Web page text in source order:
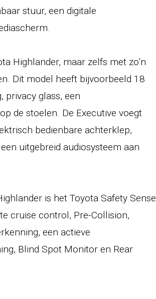
stuur, een digitale
Highlander, maar zelfs met zo’n
Dit model heeft bijvoorbeeld 18
privacy glass, een
de stoelen. De Executive voegt
bedienbare achterklep,
uitgebreid audiosysteem aan
is het Toyota Safety Sense
cruise control, Pre-Collision,
een actieve
Blind Spot Monitor en Rear